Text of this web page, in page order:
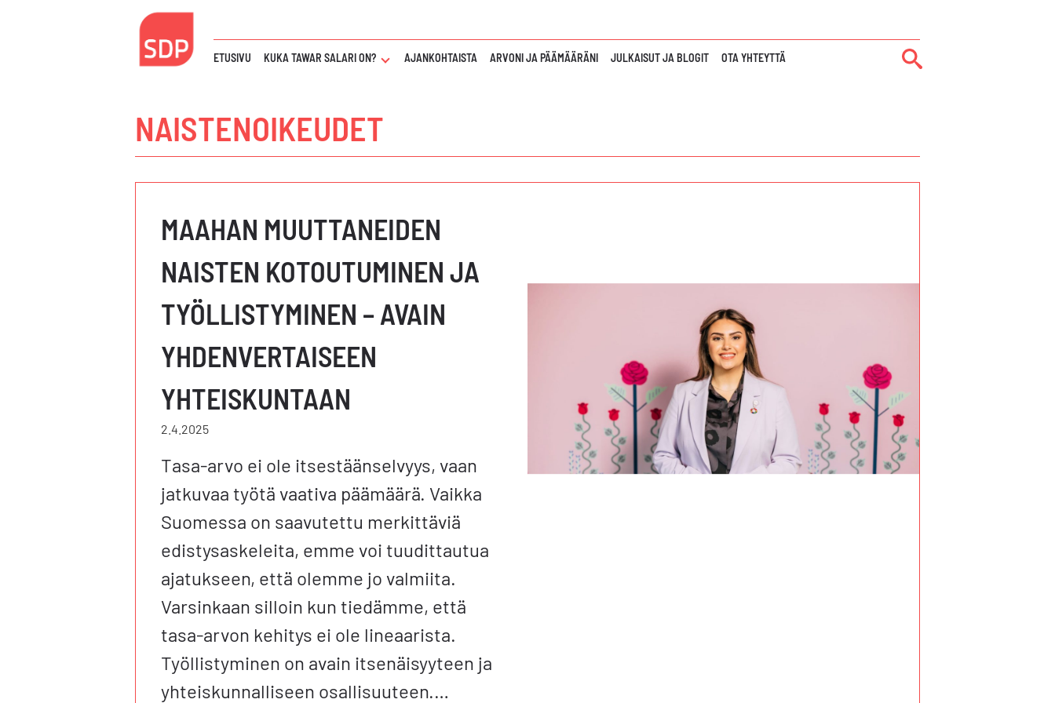
ETUSIVU KUKA TAWAR SALARI ON? NÄYTÄ
TAWAR
AJANKOHTAISTA ARVONI JA PÄÄMÄÄRÄNI JULKAISUT JA BLOGIT OTA YHTEYTTÄ
NAISTENOIKEUDET
MAAHAN MUUTTANEIDEN
NAISTEN KOTOUTUMINEN JA
TYÖLLISTYMINEN – AVAIN
YHDENVERTAISEEN
YHTEISKUNTAAN
2.4.2025
Tasa-arvo ei ole itsestäänselvyys, vaan
jatkuvaa työtä vaativa päämäärä. Vaikka
Suomessa on saavutettu merkittäviä
edistysaskeleita, emme voi tuudittautua
ajatukseen, että olemme jo valmiita.
Varsinkaan silloin kun tiedämme, että
tasa-arvon kehitys ei ole lineaarista.
Työllistyminen on avain itsenäisyyteen ja
yhteiskunnalliseen osallisuuteen.…